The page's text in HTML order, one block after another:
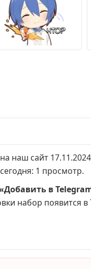
наш сайт
1 просмотр.
в
набор появится